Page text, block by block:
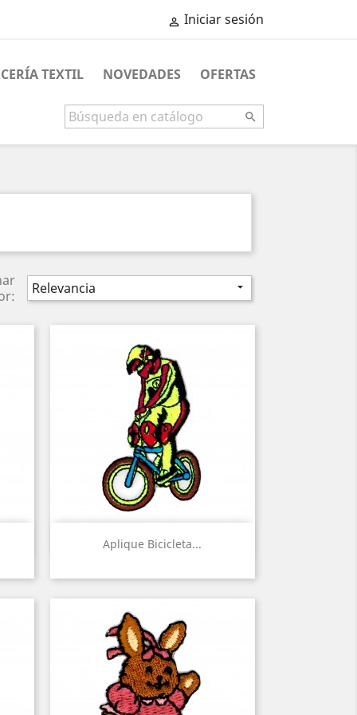
 Iniciar sesión
TEXTIL NOVEDADES OFERTAS

Relevancia 
Aplique Bicicleta...
Vista rápida